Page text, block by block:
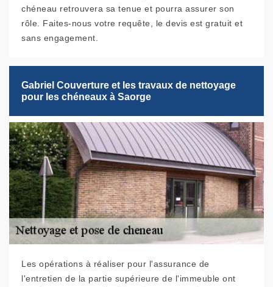
chéneau retrouvera sa tenue et pourra assurer son
rôle. Faites-nous votre requête, le devis est gratuit et
sans engagement.
Gabriel Couverture et les travaux de nettoyage
pour les chéneaux à Saorge
Les opérations à réaliser pour l'assurance de
l'entretien de la partie supérieure de l'immeuble ont